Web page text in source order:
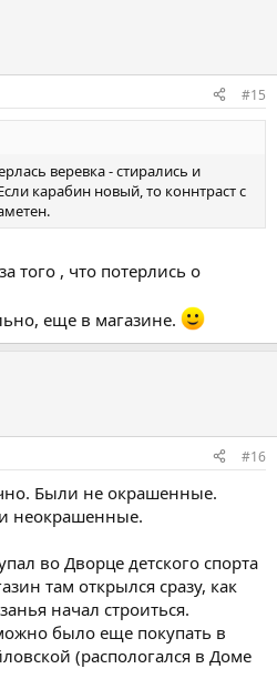
#15
веревка - стирались и
карабин новый, то коннтраст с
того , что потерлись о
еще в магазине.
#16
Были не окрашенные.
неокрашенные.
во Дворце детского спорта
там открылся сразу, как
начал строиться.
было еще покупать в
(распологался в Доме